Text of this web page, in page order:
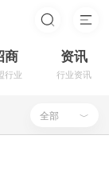
商
行业
资讯
行业资讯
全部 ﹀